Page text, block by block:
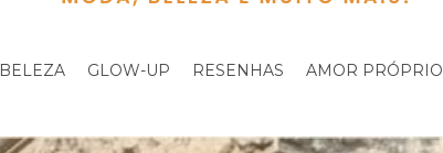
BELEZA GLOW-UP RESENHAS AMOR PRÓPRIO